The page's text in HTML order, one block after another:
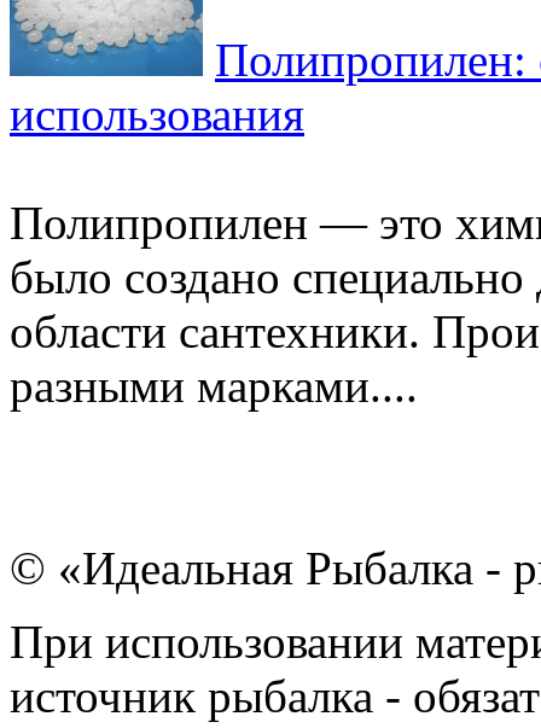
Полипропилен:
использования
Полипропилен — это
было создано
области сантехники.
разными марками....
© «Идеальная Рыбалка -
При использовании
источник рыбалка -